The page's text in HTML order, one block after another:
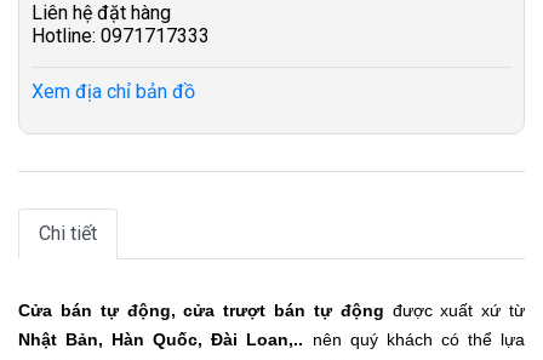
Liên hệ đặt hàng
Hotline: 0971717333
Xem địa chỉ bản đồ
Chi tiết
Cửa bán tự động, cửa trượt bán tự động được xuất xứ từ
Nhật Bản, Hàn Quốc, Đài Loan,.. nên quý khách có thể lựa